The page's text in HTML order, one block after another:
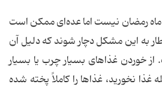
رمضان نیست اما عده‌ای ممکن است
به این مشکل دچار شوند که دلیل آن
خوردن غذاهای بسیار چرب یا بسیار
غذا نخورید، غذاها را کاملاً پخته شده